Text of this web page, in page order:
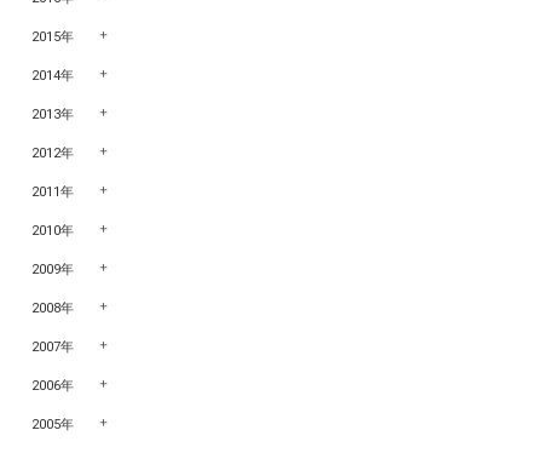
2015年
2014年
2013年
2012年
2011年
2010年
2009年
2008年
2007年
2006年
2005年